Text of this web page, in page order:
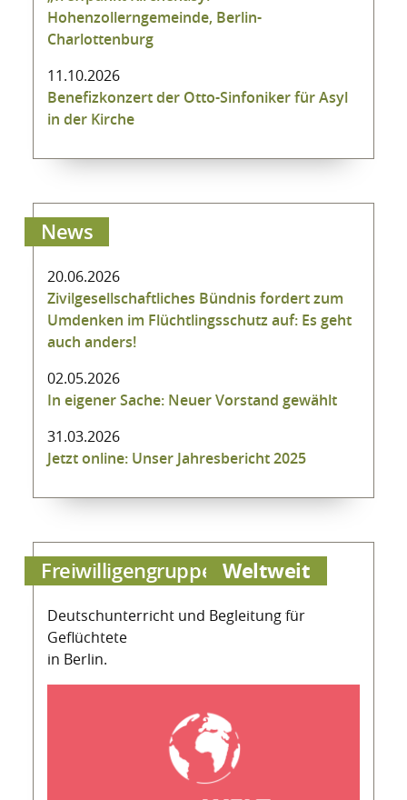
Hohenzollerngemeinde, Berlin-
Charlottenburg
11.10.2026
Benefizkonzert der Otto-Sinfoniker für Asyl
in der Kirche
News
20.06.2026
Zivilgesellschaftliches Bündnis fordert zum
Umdenken im Flüchtlingsschutz auf: Es geht
auch anders!
02.05.2026
In eigener Sache: Neuer Vorstand gewählt
31.03.2026
Jetzt online: Unser Jahresbericht 2025
Freiwilligengruppe Weltweit
Deutschunterricht und Begleitung für
Geflüchtete
in Berlin.